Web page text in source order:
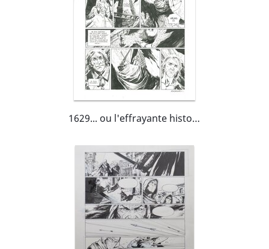
1629... ou l'effrayante histoire des naufragés du Djakarta - Tome 1 - Pl96